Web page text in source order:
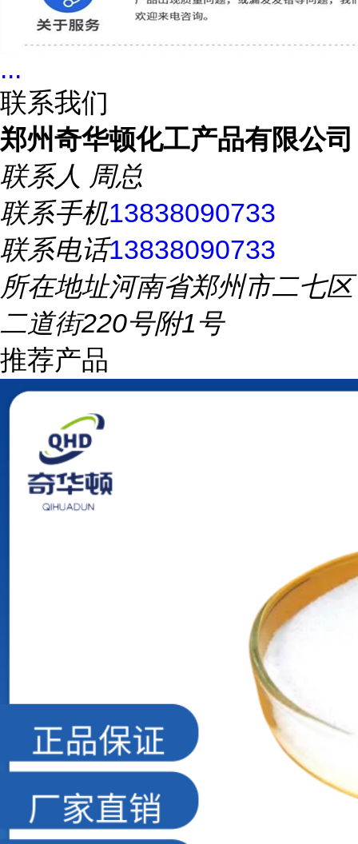
...
联系我们
郑州奇华顿化工产品有限公司
联系人 周总
联系手机13838090733
联系电话13838090733
所在地址河南省郑州市二七区
二道街220号附1号
推荐产品